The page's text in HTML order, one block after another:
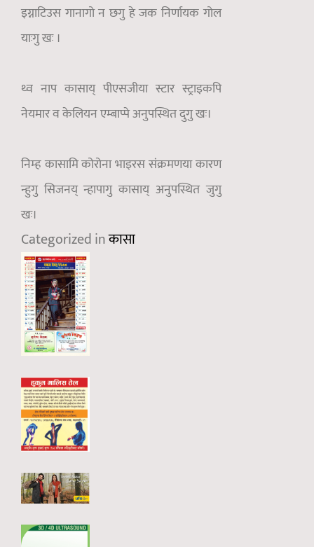
इग्नाटिउस गानागो न छगु हे जक निर्णायक गोल
याःगु खः ।
थ्व नाप कासाय् पीएसजीया स्टार स्ट्राइकपि
नेयमार व केलियन एम्बाप्पे अनुपस्थित दुगु खः।
निम्ह कासामि कोरोना भाइरस संक्रमणया कारण
न्हुगु सिजनय् न्हापागु कासाय् अनुपस्थित जुगु
खः।
Categorized inकासा